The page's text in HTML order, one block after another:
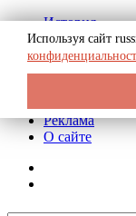
История
Биография
Криминал
СССР
Реклама
О сайте
Используя сайт